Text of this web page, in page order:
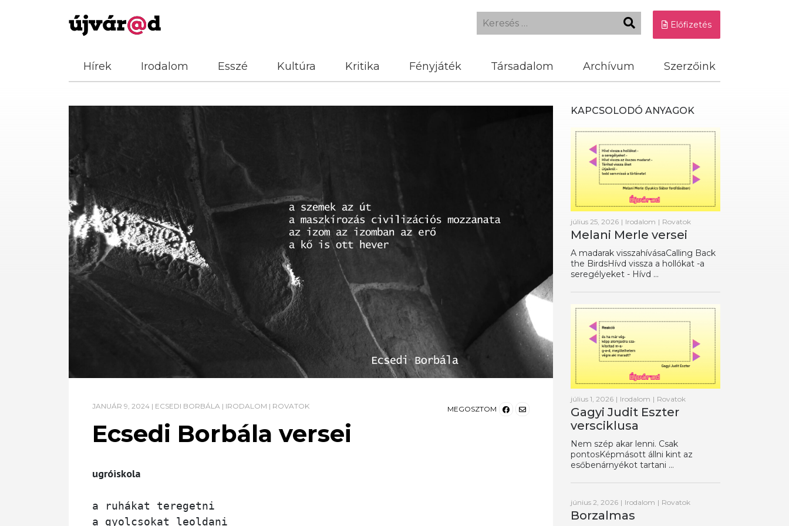
Előfizetés
Hírek Irodalom Esszé Kultúra Kritika Fényjáték Társadalom Archívum Szerzőink
JANUÁR 9, 2024 | ECSEDI BORBÁLA | IRODALOM | ROVATOK MEGOSZTOM
Ecsedi Borbála versei
ugróiskola
a ruhákat teregetni
a gyolcsokat leoldani
KAPCSOLODÓ ANYAGOK
július 25, 2026 | Irodalom | Rovatok
Melani Merle versei
A madarak visszahívásaCalling Back
the BirdsHívd vissza a hollókat -a
seregélyeket - Hívd ...
július 1, 2026 | Irodalom | Rovatok
Gagyi Judit Eszter
versciklusa
Nem szép akar lenni. Csak
pontosKépmásott állni kint az
esőbenárnyékot tartani ...
június 2, 2026 | Irodalom | Rovatok
Borzalmas